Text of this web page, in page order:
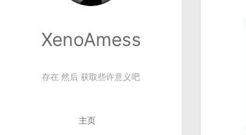
XenoAmess
存在 然后 获取些许意义吧
主页